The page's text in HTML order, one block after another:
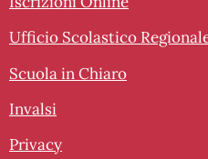
Ufficio Scolastico
Scuola in Chiaro
Invalsi
Privacy